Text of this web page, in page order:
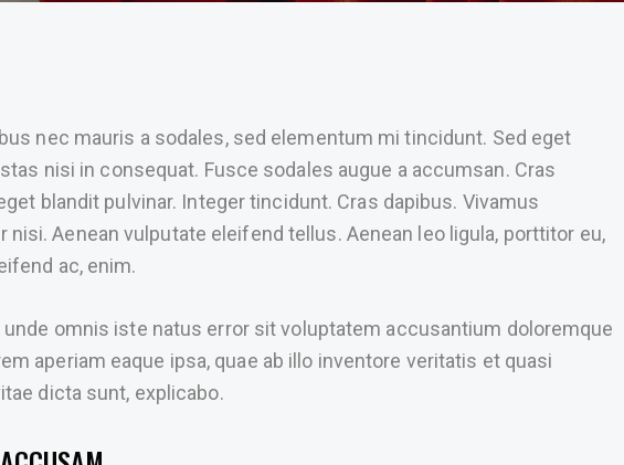
nec mauris a sodales, sed elementum mi tincidunt. Sed eget
nisi in consequat. Fusce sodales augue a accumsan. Cras
blandit pulvinar. Integer tincidunt. Cras dapibus. Vivamus
Aenean vulputate eleifend tellus. Aenean leo ligula, porttitor eu,
ac, enim.
omnis iste natus error sit voluptatem accusantium doloremque
aperiam eaque ipsa, quae ab illo inventore veritatis et quasi
dicta sunt, explicabo.